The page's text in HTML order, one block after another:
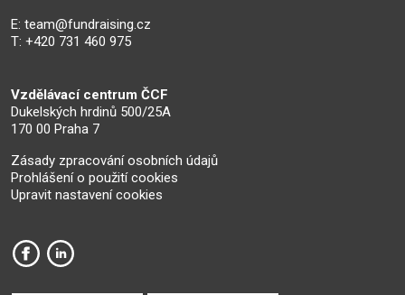
E: team@fundraising.cz
T: +420 731 460 975
Vzdělávací centrum ČCF
Dukelských hrdinů 500/25A
170 00 Praha 7
Zásady zpracování osobních údajů
Prohlášení o použití cookies
Upravit nastavení cookies